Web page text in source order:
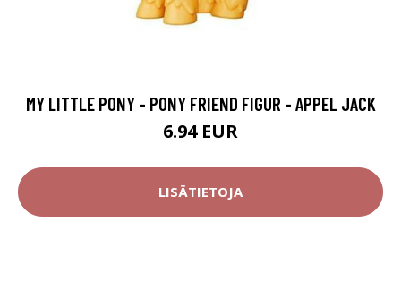
MY LITTLE PONY - PONY FRIEND FIGUR - APPEL JACK
6.94 EUR
LISÄTIETOJA